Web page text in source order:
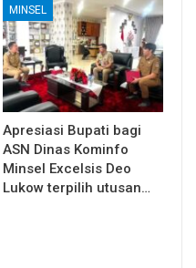
MINSEL
Apresiasi Bupati bagi
ASN Dinas Kominfo
Minsel Excelsis Deo
Lukow terpilih utusan…